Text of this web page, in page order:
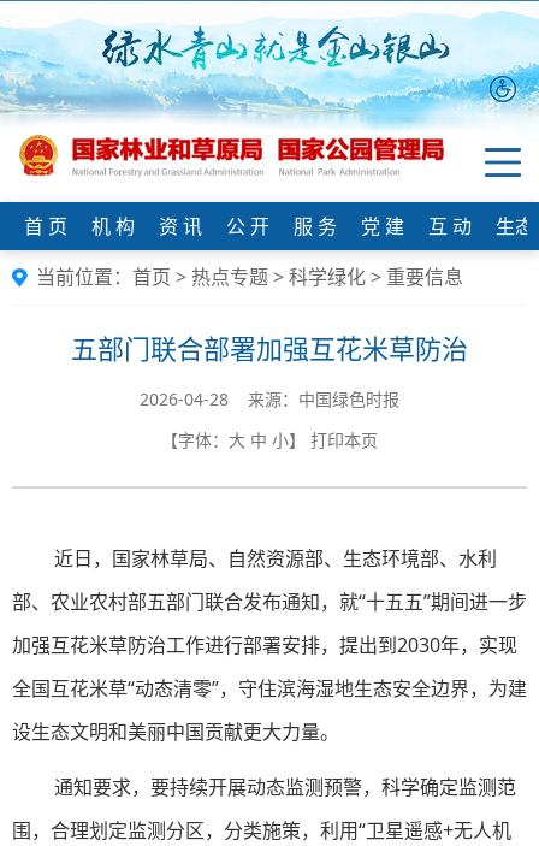
首 页 机 构 资 讯 公 开 服 务 党 建 互 动
生
当前位置： 首页 > 热点专题>科学绿化>重要信息
五部门联合部署加强互花米草防治
2026-04-28 来源：中国绿色时报
【字体： 大 中 小】 打印本页
近日，国家林草局、自然资源部、生态环境部、水利
部、农业农村部五部门联合发布通知，就“十五五”期间进一步
加强互花米草防治工作进行部署安排，提出到2030年，实现
全国互花米草“动态清零”，守住滨海湿地生态安全边界，为建
设生态文明和美丽中国贡献更大力量。
通知要求，要持续开展动态监测预警，科学确定监测范
围，合理划定监测分区，分类施策，利用“卫星遥感+无人机